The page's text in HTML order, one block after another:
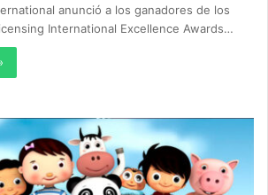
anunció a los ganadores de los
International Excellence Awards…